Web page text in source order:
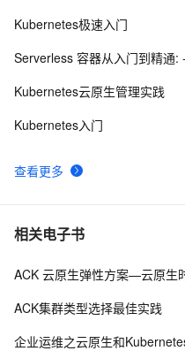
10容器服务Kubernetes版（
查看更多
Kubernetes极速入门
Serverless 容器从入门到精通
Kubernetes云原生管理实践
Kubernetes入门
相关电子书
ACK 云原生弹性方案—云原生
ACK集群类型选择最佳实践
企业运维之云原生和